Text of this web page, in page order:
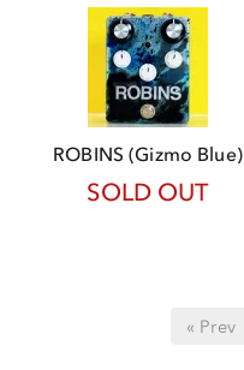
ROBINS (Gizmo Blue)
SOLD OUT
« Prev